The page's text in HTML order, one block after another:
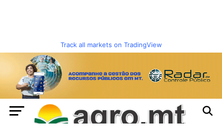
Track all markets on TradingView